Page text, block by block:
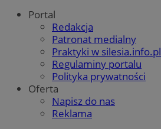
Portal
Redakcja
Patronat medialny
Praktyki w silesia.info.pl
Regulaminy portalu
Polityka prywatności
Oferta
Napisz do nas
Reklama